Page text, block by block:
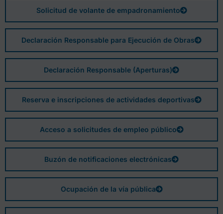
Solicitud de volante de empadronamiento
Declaración Responsable para Ejecución de Obras
Declaración Responsable (Aperturas)
Reserva e inscripciones de actividades deportivas
Acceso a solicitudes de empleo público
Buzón de notificaciones electrónicas
Ocupación de la vía pública